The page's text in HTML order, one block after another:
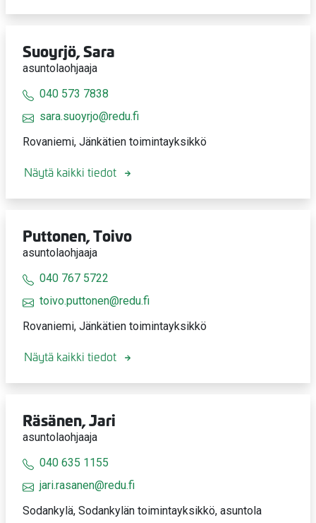
Suoyrjö, Sara
asuntolaohjaaja
040 573 7838
sara.suoyrjo@redu.fi
Rovaniemi, Jänkätien toimintayksikkö
Näytä kaikki tiedot
Puttonen, Toivo
asuntolaohjaaja
040 767 5722
toivo.puttonen@redu.fi
Rovaniemi, Jänkätien toimintayksikkö
Näytä kaikki tiedot
Räsänen, Jari
asuntolaohjaaja
040 635 1155
jari.rasanen@redu.fi
Sodankylä, Sodankylän toimintayksikkö, asuntola